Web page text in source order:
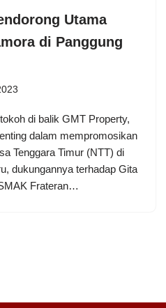
Utama
di Panggung
di balik GMT Property,
dalam mempromosikan
Tenggara Timur (NTT) di
dukungannya terhadap Gita
Frateran…